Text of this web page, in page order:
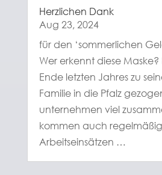
Herzlichen Dank
Aug 23, 2024
für den ‘sommerlichen
Wer erkennt diese Maske?
Ende letzten Jahres zu
Familie in die Pfalz
unternehmen viel
kommen auch
Arbeitseinsätzen …